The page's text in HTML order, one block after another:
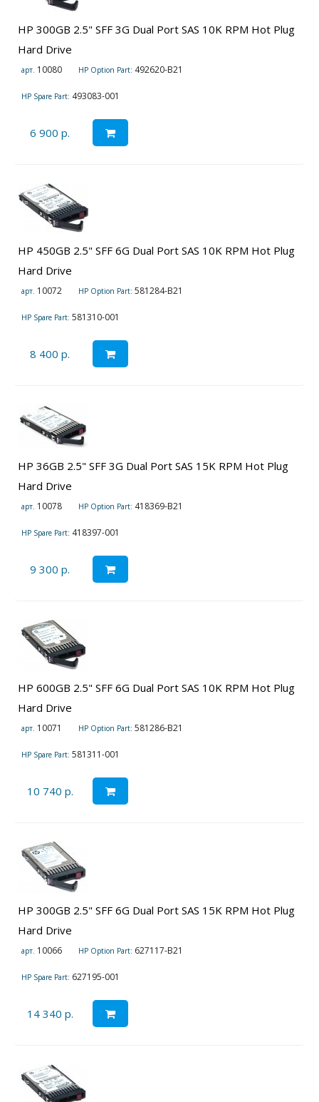
HP 300GB 2.5" SFF 3G Dual Port SAS 10K RPM Hot Plug
Hard Drive
арт. 10080 HP Option Part: 492620-B21
HP Spare Part: 493083-001
6 900 р.
HP 450GB 2.5" SFF 6G Dual Port SAS 10K RPM Hot Plug
Hard Drive
арт. 10072 HP Option Part: 581284-B21
HP Spare Part: 581310-001
8 400 р.
HP 36GB 2.5" SFF 3G Dual Port SAS 15K RPM Hot Plug
Hard Drive
арт. 10078 HP Option Part: 418369-B21
HP Spare Part: 418397-001
9 300 р.
HP 600GB 2.5" SFF 6G Dual Port SAS 10K RPM Hot Plug
Hard Drive
арт. 10071 HP Option Part: 581286-B21
HP Spare Part: 581311-001
10 740 р.
HP 300GB 2.5" SFF 6G Dual Port SAS 15K RPM Hot Plug
Hard Drive
арт. 10066 HP Option Part: 627117-B21
HP Spare Part: 627195-001
14 340 р.